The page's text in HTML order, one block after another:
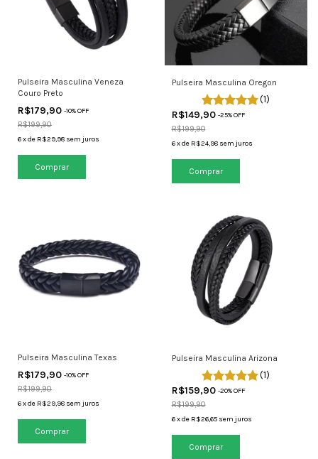
Pulseira Masculina Veneza
Couro Preto
R$179,90 -10% OFF
R$199,90
6xde R$29,98 sem juros
Comprar
Pulseira Masculina Oregon
(1)
R$149,90 -25% OFF
R$199,90
6 xde R$24,98 sem juros
Comprar
Pulseira Masculina Texas
R$179,90 -10% OFF
R$199,90
6xde R$29,98 sem juros
Comprar
Pulseira Masculina Arizona
(1)
R$159,90 -20% OFF
R$199,90
6 xde R$26,65 sem juros
Comprar